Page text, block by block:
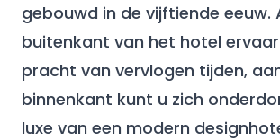
gebouwd in de vijftiende eeuw.
buitenkant van het hotel
pracht van vervlogen tijden,
binnenkant kunt u zich
luxe van een modern